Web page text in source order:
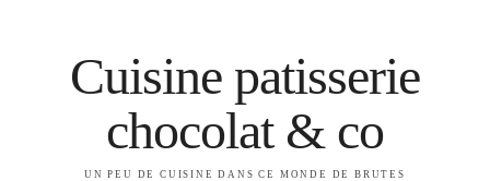
Cuisine patisserie
chocolat & co
UN PEU DE CUISINE DANS CE MONDE DE BRUTES